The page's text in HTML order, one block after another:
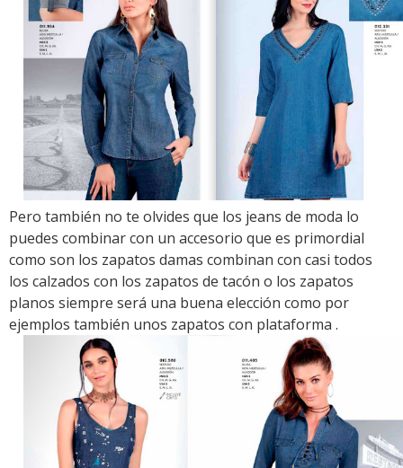
Pero también no te olvides que los jeans de moda lo
puedes combinar con un accesorio que es primordial
como son los zapatos damas combinan con casi todos
los calzados con los zapatos de tacón o los zapatos
planos siempre será una buena elección como por
ejemplos también unos zapatos con plataforma .